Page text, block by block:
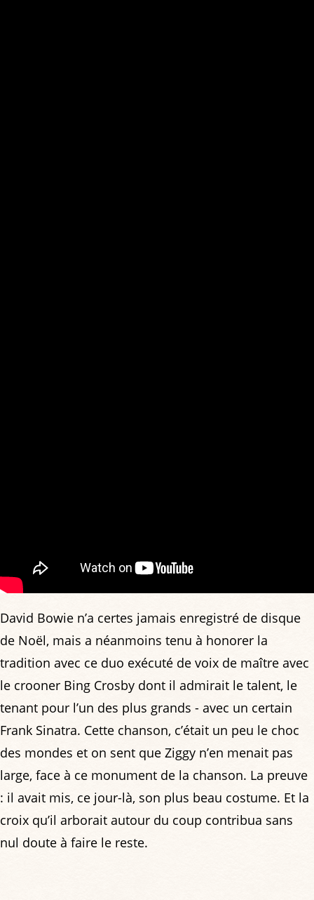
David Bowie n’a certes jamais enregistré de disque
de Noël, mais a néanmoins tenu à honorer la
tradition avec ce duo exécuté de voix de maître avec
le crooner Bing Crosby dont il admirait le talent, le
tenant pour l’un des plus grands - avec un certain
Frank Sinatra. Cette chanson, c’était un peu le choc
des mondes et on sent que Ziggy n’en menait pas
large, face à ce monument de la chanson. La preuve
: il avait mis, ce jour-là, son plus beau costume. Et la
croix qu’il arborait autour du coup contribua sans
nul doute à faire le reste.